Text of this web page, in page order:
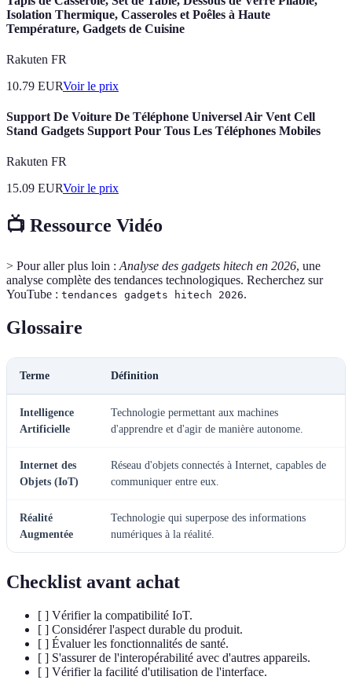
Isolation Thermique, Casseroles et Poêles à Haute
Température, Gadgets de Cuisine
Rakuten FR
10.79 EURVoir le prix
Support De Voiture De Téléphone Universel Air Vent Cell
Stand Gadgets Support Pour Tous Les Téléphones Mobiles
Rakuten FR
15.09 EURVoir le prix
📺 Ressource Vidéo
> Pour aller plus loin : Analyse des gadgets hitech en 2026, une
analyse complète des tendances technologiques. Recherchez sur
YouTube : tendances gadgets hitech 2026.
Glossaire
Terme Définition
Intelligence
Artificielle
Technologie permettant aux machines
d'apprendre et d'agir de manière autonome.
Internet des
Objets (IoT)
Réseau d'objets connectés à Internet, capables de
communiquer entre eux.
Réalité
Augmentée
Technologie qui superpose des informations
numériques à la réalité.
Checklist avant achat
[ ] Vérifier la compatibilité IoT.
[ ] Considérer l'aspect durable du produit.
[ ] Évaluer les fonctionnalités de santé.
[ ] S'assurer de l'interopérabilité avec d'autres appareils.
[ ] Vérifier la facilité d'utilisation de l'interface.